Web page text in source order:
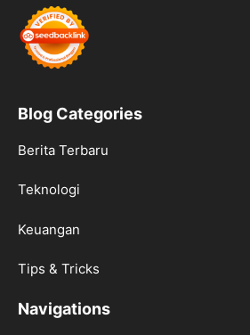
Blog Categories
Berita Terbaru
Teknologi
Keuangan
Tips & Tricks
Navigations